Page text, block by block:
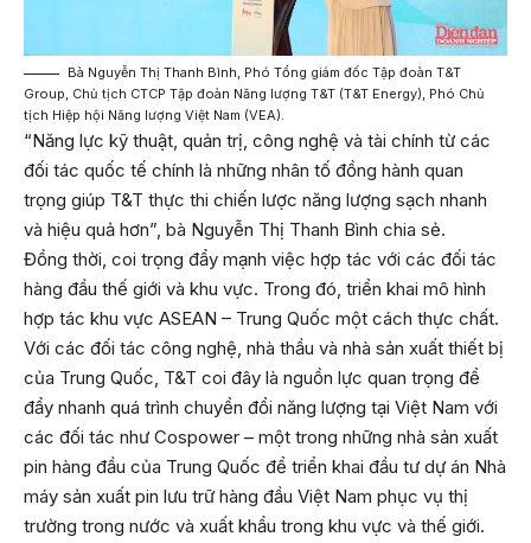
Bà Nguyễn Thị Thanh Bình, Phó Tổng giám đốc Tập đoàn T&T
Group, Chủ tịch CTCP Tập đoàn Năng lượng T&T (T&T Energy), Phó Chủ
tịch Hiệp hội Năng lượng Việt Nam (VEA).
“Năng lực kỹ thuật, quản trị, công nghệ và tài chính từ các
đối tác quốc tế chính là những nhân tố đồng hành quan
trọng giúp T&T thực thi chiến lược năng lượng sạch nhanh
và hiệu quả hơn”, bà Nguyễn Thị Thanh Bình chia sẻ.
Đồng thời, coi trọng đẩy mạnh việc hợp tác với các đối tác
hàng đầu thế giới và khu vực. Trong đó, triển khai mô hình
hợp tác khu vực ASEAN – Trung Quốc một cách thực chất.
Với các đối tác công nghệ, nhà thầu và nhà sản xuất thiết bị
của Trung Quốc, T&T coi đây là nguồn lực quan trọng để
đẩy nhanh quá trình chuyển đổi năng lượng tại Việt Nam với
các đối tác như Cospower – một trong những nhà sản xuất
pin hàng đầu của Trung Quốc để triển khai đầu tư dự án Nhà
máy sản xuất pin lưu trữ hàng đầu Việt Nam phục vụ thị
trường trong nước và xuất khẩu trong khu vực và thế giới.